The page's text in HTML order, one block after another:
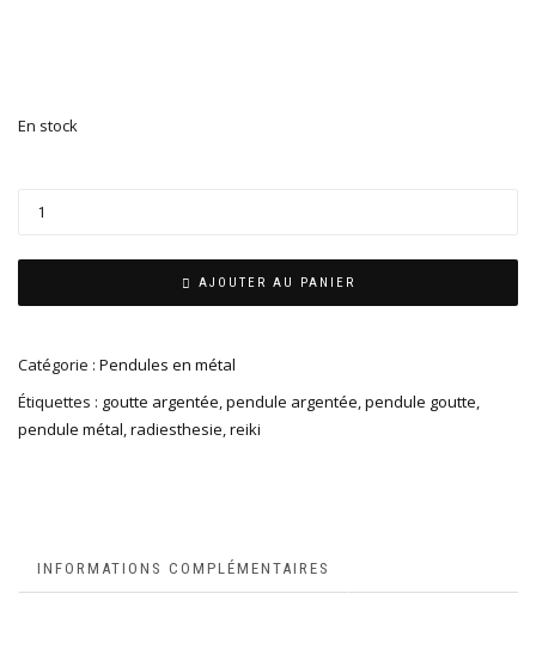
En stock
AJOUTER AU PANIER
Catégorie : Pendules en métal
Étiquettes : goutte argentée,pendule argentée,pendule goutte,
pendule métal,radiesthesie,reiki
INFORMATIONS COMPLÉMENTAIRES